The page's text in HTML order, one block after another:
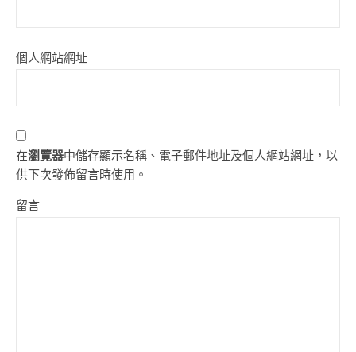
個人網站網址
在瀏覽器中儲存顯示名稱、電子郵件地址及個人網站網址，以
供下次發佈留言時使用。
留言